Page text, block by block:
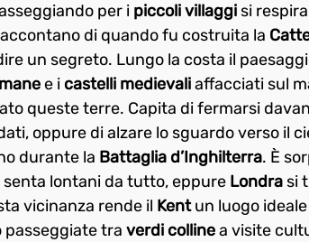
per i piccoli villaggi si
di quando fu costruita la
un segreto. Lungo la costa il
e i castelli medievali affacciati sul
queste terre. Capita di fermarsi
oppure di alzare lo sguardo verso il
durante la Battaglia d’Inghilterra. È
lontani da tutto, eppure Londra si
vicinanza rende il Kent un luogo
passeggiate tra verdi colline a visite